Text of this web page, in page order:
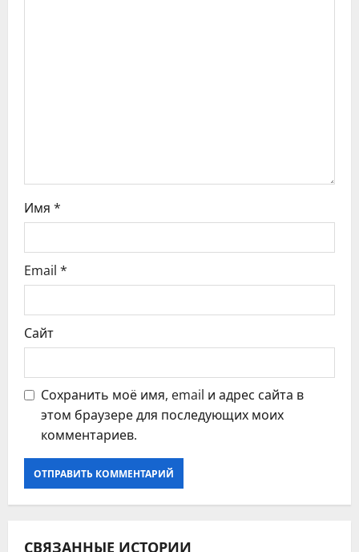
и
с
я
м
Имя *
Email *
Сайт
Сохранить моё имя, email и адрес сайта в
этом браузере для последующих моих
комментариев.
СВЯЗАННЫЕ ИСТОРИИ